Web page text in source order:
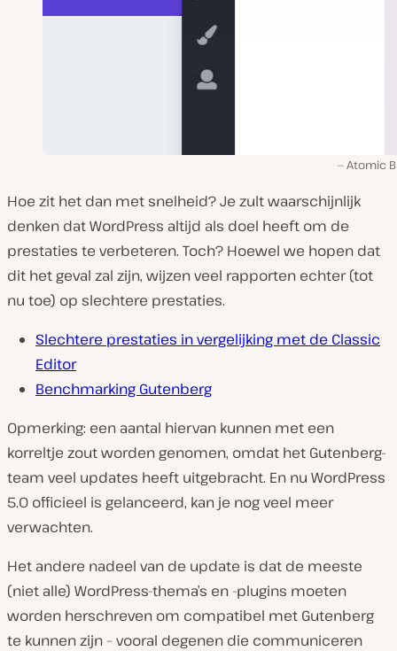
Atomic
Hoe zit het dan met snelheid? Je zult waarschijnlijk
denken dat WordPress altijd als doel heeft om de
prestaties te verbeteren. Toch? Hoewel we hopen dat
dit het geval zal zijn, wijzen veel rapporten echter (tot
nu toe) op slechtere prestaties.
Slechtere prestaties in vergelijking met de Classic
Editor
Benchmarking Gutenberg
Opmerking: een aantal hiervan kunnen met een
korreltje zout worden genomen, omdat het Gutenberg-
team veel updates heeft uitgebracht. En nu WordPress
5.0 officieel is gelanceerd, kan je nog veel meer
verwachten.
Het andere nadeel van de update is dat de meeste
(niet alle) WordPress-thema’s en -plugins moeten
worden herschreven om compatibel met Gutenberg
te kunnen zijn – vooral degenen die communiceren